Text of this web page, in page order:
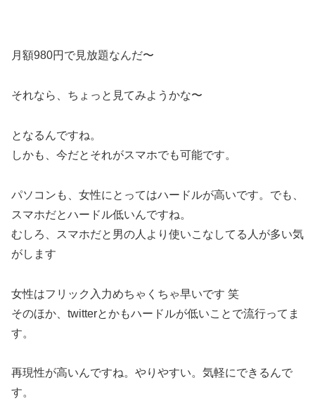
月額980円で見放題なんだ〜
それなら、ちょっと見てみようかな〜
となるんですね。
しかも、今だとそれがスマホでも可能です。
パソコンも、女性にとってはハードルが高いです。でも、
スマホだとハードル低いんですね。
むしろ、スマホだと男の人より使いこなしてる人が多い気
がします
女性はフリック入力めちゃくちゃ早いです 笑
そのほか、twitterとかもハードルが低いことで流行ってま
す。
再現性が高いんですね。やりやすい。気軽にできるんで
す。